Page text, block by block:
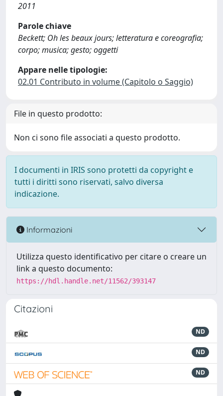
2011
Parole chiave
Beckett; Oh les beaux jours; letteratura e coreografia;
corpo; musica; gesto; oggetti
Appare nelle tipologie:
02.01 Contributo in volume (Capitolo o Saggio)
File in questo prodotto:
Non ci sono file associati a questo prodotto.
I documenti in IRIS sono protetti da copyright e
tutti i diritti sono riservati, salvo diversa
indicazione.
Informazioni
Utilizza questo identificativo per citare o creare un
link a questo documento:
https://hdl.handle.net/11562/393147
Citazioni
ND
ND
ND